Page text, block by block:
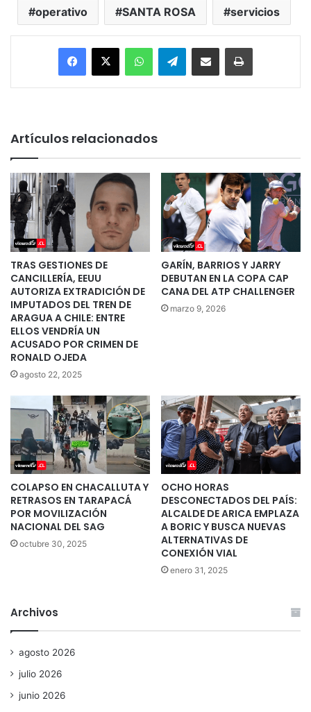
operativo SANTA ROSA servicios
Facebook
X WhatsAppTelegramEnviar vía email Imprimir
Artículos relacionados
TRAS GESTIONES DE
CANCILLERÍA, EEUU
AUTORIZA EXTRADICIÓN DE
IMPUTADOS DEL TREN DE
ARAGUA A CHILE: ENTRE
ELLOS VENDRÍA UN
ACUSADO POR CRIMEN DE
RONALD OJEDA
agosto 22, 2025
GARÍN, BARRIOS Y JARRY
DEBUTAN EN LA COPA CAP
CANA DEL ATP CHALLENGER
marzo 9, 2026
COLAPSO EN CHACALLUTA Y
RETRASOS EN TARAPACÁ
POR MOVILIZACIÓN
NACIONAL DEL SAG
octubre 30, 2025
OCHO HORAS
DESCONECTADOS DEL PAÍS:
ALCALDE DE ARICA EMPLAZA
A BORIC Y BUSCA NUEVAS
ALTERNATIVAS DE
CONEXIÓN VIAL
enero 31, 2025
Archivos
agosto 2026
julio 2026
junio 2026